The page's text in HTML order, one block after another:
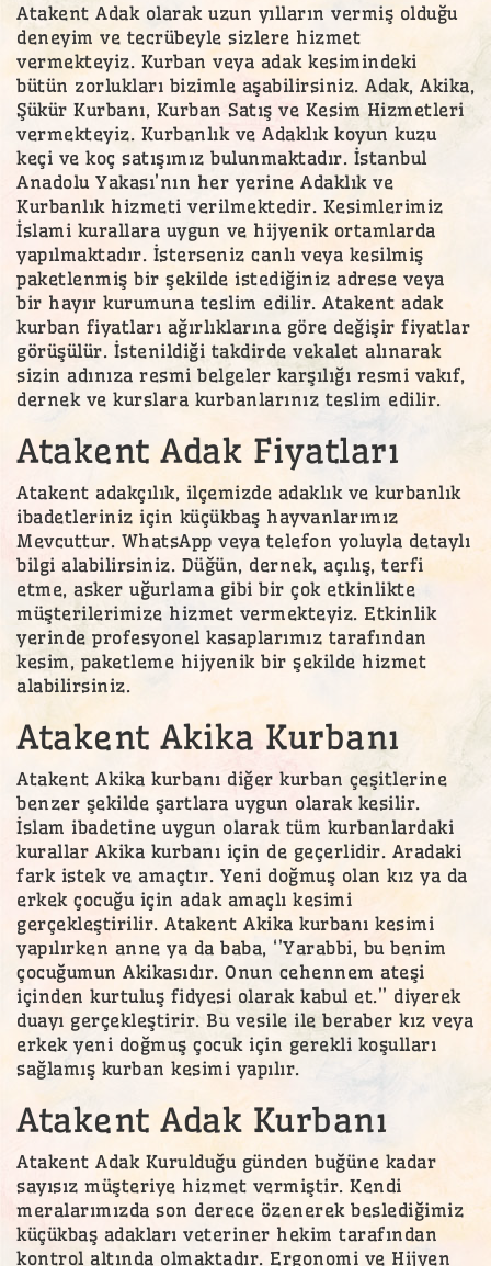
Atakent Adak olarak uzun yılların vermiş olduğu
deneyim ve tecrübeyle sizlere hizmet
vermekteyiz. Kurban veya adak kesimindeki
bütün zorlukları bizimle aşabilirsiniz. Adak, Akika,
Şükür Kurbanı, Kurban Satış ve Kesim Hizmetleri
vermekteyiz. Kurbanlık ve Adaklık koyun kuzu
keçi ve koç satışımız bulunmaktadır. İstanbul
Anadolu Yakası’nın her yerine Adaklık ve
Kurbanlık hizmeti verilmektedir. Kesimlerimiz
İslami kurallara uygun ve hijyenik ortamlarda
yapılmaktadır. İsterseniz canlı veya kesilmiş
paketlenmiş bir şekilde istediğiniz adrese veya
bir hayır kurumuna teslim edilir. Atakent adak
kurban fiyatları ağırlıklarına göre değişir fiyatlar
görüşülür. İstenildiği takdirde vekalet alınarak
sizin adınıza resmi belgeler karşılığı resmi vakıf,
dernek ve kurslara kurbanlarınız teslim edilir.
Atakent Adak Fiyatları
Atakent adakçılık, ilçemizde adaklık ve kurbanlık
ibadetleriniz için küçükbaş hayvanlarımız
Mevcuttur. WhatsApp veya telefon yoluyla detaylı
bilgi alabilirsiniz. Düğün, dernek, açılış, terfi
etme, asker uğurlama gibi bir çok etkinlikte
müşterilerimize hizmet vermekteyiz. Etkinlik
yerinde profesyonel kasaplarımız tarafından
kesim, paketleme hijyenik bir şekilde hizmet
alabilirsiniz.
Atakent Akika Kurbanı
Atakent Akika kurbanı diğer kurban çeşitlerine
benzer şekilde şartlara uygun olarak kesilir.
İslam ibadetine uygun olarak tüm kurbanlardaki
kurallar Akika kurbanı için de geçerlidir. Aradaki
fark istek ve amaçtır. Yeni doğmuş olan kız ya da
erkek çocuğu için adak amaçlı kesimi
gerçekleştirilir. Atakent Akika kurbanı kesimi
yapılırken anne ya da baba, ‘’Yarabbi, bu benim
çocuğumun Akikasıdır. Onun cehennem ateşi
içinden kurtuluş fidyesi olarak kabul et.’’ diyerek
duayı gerçekleştirir. Bu vesile ile beraber kız veya
erkek yeni doğmuş çocuk için gerekli koşulları
sağlamış kurban kesimi yapılır.
Atakent Adak Kurbanı
Atakent Adak Kurulduğu günden buğüne kadar
sayısız müşteriye hizmet vermiştir. Kendi
meralarımızda son derece özenerek beslediğimiz
küçükbaş adakları veteriner hekim tarafından
kontrol altında olmaktadır. Ergonomi ve Hijyen